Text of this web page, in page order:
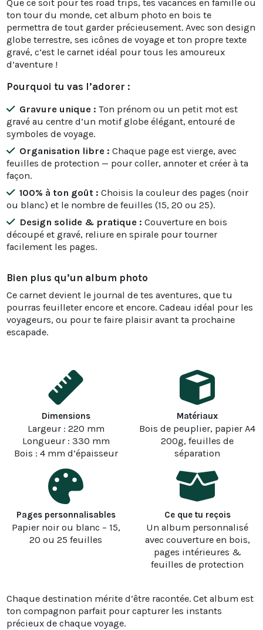
Que ce soit pour tes road trips, tes vacances en famille ou
ton tour du monde, cet album photo en bois te
permettra de tout garder précieusement. Avec son design
globe terrestre, ses icônes de voyage et ton propre texte
gravé, c’est le carnet idéal pour tous les amoureux
d’aventure !
Pourquoi tu vas l’adorer :
Gravure unique : Ton prénom ou un petit mot est
gravé au centre d’un motif globe élégant, entouré de
symboles de voyage.
Organisation libre : Chaque page est vierge, avec
feuilles de protection — pour coller, annoter et créer à ta
façon.
100% à ton goût : Choisis la couleur des pages (noir
ou blanc) et le nombre de feuilles (15, 20 ou 25).
Design solide & pratique : Couverture en bois
découpé et gravé, reliure en spirale pour tourner
facilement les pages.
Bien plus qu’un album photo
Ce carnet devient le journal de tes aventures, que tu
pourras feuilleter encore et encore. Cadeau idéal pour les
voyageurs, ou pour te faire plaisir avant ta prochaine
escapade.
Dimensions
Largeur : 220 mm
Longueur : 330 mm
Bois : 4 mm d’épaisseur
Matériaux
Bois de peuplier, papier A4
200g, feuilles de
séparation
Pages personnalisables
Papier noir ou blanc – 15,
20 ou 25 feuilles
Ce que tu reçois
Un album personnalisé
avec couverture en bois,
pages intérieures &
feuilles de protection
Chaque destination mérite d’être racontée. Cet album est
ton compagnon parfait pour capturer les instants
précieux de chaque voyage.